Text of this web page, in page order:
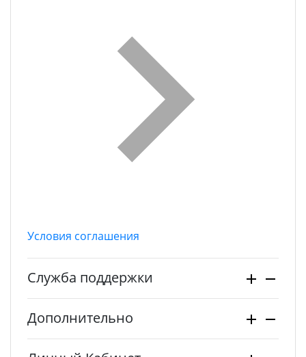
Условия соглашения
Служба поддержки
Дополнительно